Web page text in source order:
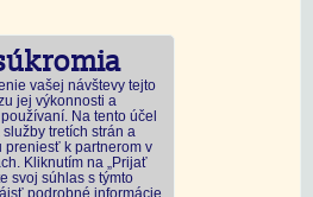
vašej návštevy tejto
jej výkonnosti a
Na tento účel
tretích strán a
preniesť k partnerom v
Kliknutím na „Prijať
svoj súhlas s týmto
podrobné informácie